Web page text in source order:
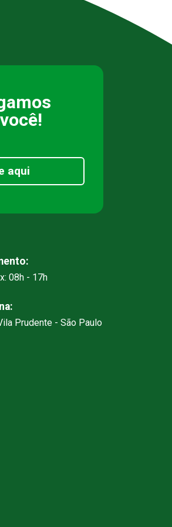
aqui
08h - 17h
Prudente - São Paulo